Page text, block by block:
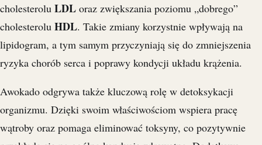
cholesterolu LDL oraz zwiększania poziomu „dobrego”
cholesterolu HDL. Takie zmiany korzystnie wpływają na
lipidogram, a tym samym przyczyniają się do zmniejszenia
ryzyka chorób serca i poprawy kondycji układu krążenia.
Awokado odgrywa także kluczową rolę w detoksykacji
organizmu. Dzięki swoim właściwościom wspiera pracę
wątroby oraz pomaga eliminować toksyny, co pozytywnie